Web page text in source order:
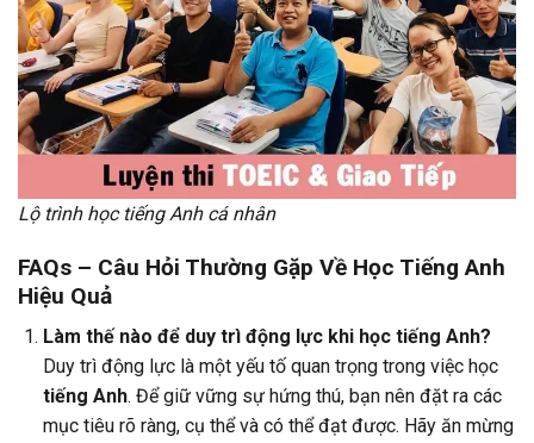
Lộ trình học tiếng Anh cá nhân
FAQs – Câu Hỏi Thường Gặp Về Học Tiếng Anh
Hiệu Quả
Làm thế nào để duy trì động lực khi học tiếng Anh?
Duy trì động lực là một yếu tố quan trọng trong việc học
tiếng Anh. Để giữ vững sự hứng thú, bạn nên đặt ra các
mục tiêu rõ ràng, cụ thể và có thể đạt được. Hãy ăn mừng